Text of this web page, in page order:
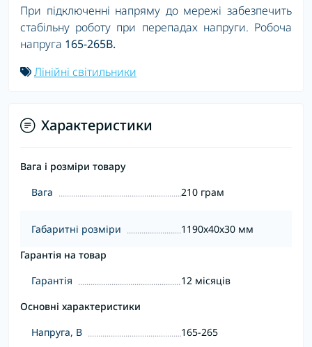
При підключенні напряму до мережі забезпечить
стабільну роботу при перепадах напруги. Робоча
напруга 165-265В.
Лінійні світильники
Характеристики
Вага і розміри товару
Вага
210 грам
Габаритні розміри
1190х40х30 мм
Гарантія на товар
Гарантія
12 місяців
Основні характеристики
Напруга, В
165-265